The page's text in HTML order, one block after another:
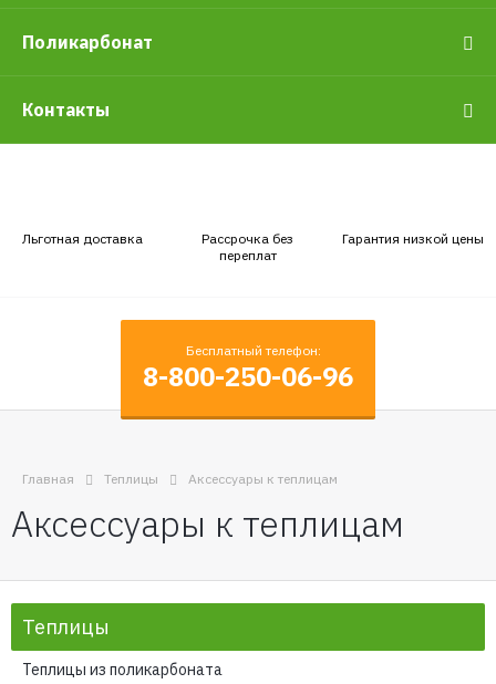
Поликарбонат
Контакты
Льготная доставка
Рассрочка без
переплат
Гарантия низкой цены
Бесплатный телефон:
8-800-250-06-96
Главная Теплицы Аксессуары к теплицам
Аксессуары к теплицам
Теплицы
Теплицы из поликарбоната